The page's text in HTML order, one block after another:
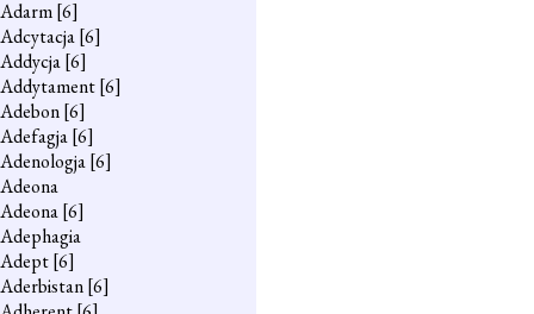
Adarm[6]
Adcytacja[6]
Addycja[6]
Addytament[6]
Adebon[6]
Adefagja[6]
Adenologja[6]
Adeona
Adeona[6]
Adephagia
Adept[6]
Aderbistan[6]